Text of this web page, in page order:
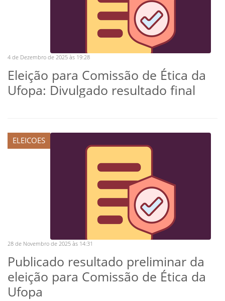
4 de Dezembro de 2025 às 19:28
Eleição para Comissão de Ética da
Ufopa: Divulgado resultado final
ELEICOES
28 de Novembro de 2025 às 14:31
Publicado resultado preliminar da
eleição para Comissão de Ética da
Ufopa